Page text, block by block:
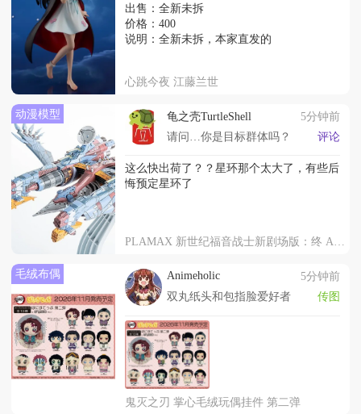
出售：全新未拆
价格：400
说明：全新未拆，本家直发的
心跳今夜 江藤兰世
动漫模型 龟之壳TurtleShell
5分钟前
请问…你是目标群体吗？
评论
这么快出荷了？？星环那个太大了，有些后
悔预定星环了
PLAMAX 新世纪福音战士新剧场版：终 AAA Wunder
毛绒布偶 Animeholic
5分钟前
双丸纸头和包指脸爱好者
传图
鬼灭之刃 掌心毛绒玩偶挂件 第二弹